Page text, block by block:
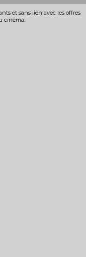
et sans lien avec les offres
cinéma.